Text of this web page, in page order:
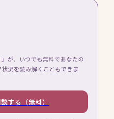
が、いつでも無料であなたの
況を読み解くこともできま
する（無料）